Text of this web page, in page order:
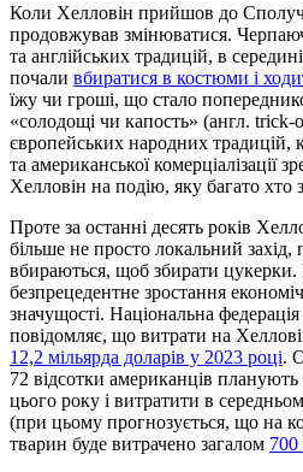
Коли Хелловін прийшов до
продовжував змінюватися.
та англійських традицій, в
почали вбиратися в костюми і
їжу чи гроші, що стало
«солодощі чи капость» (англ.
європейських народних традицій,
та американської комерціалізації
Хелловін на подію, яку багато хто
Проте за останні десять років
більше не просто локальний захід,
вбираються, щоб збирати цукерки.
безпрецедентне зростання
значущості. Національна федерація
повідомляє, що витрати на
12,2 мільярда доларів у 2023 році.
72 відсотки американців планують
цього року і витратити в
(при цьому прогнозується, що на
тварин буде витрачено загалом 700